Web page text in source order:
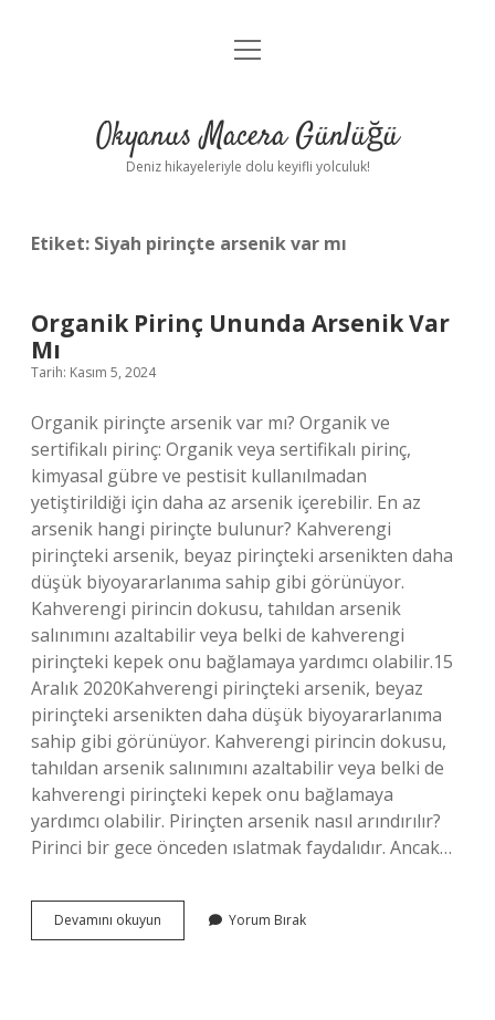
Anasayfa
Yasal Uyarı
menüyü
Okyanus Macera Günlüğü
Deniz hikayeleriyle dolu keyifli yolculuk!
Etiket: Siyah pirinçte arsenik var mı
Organik Pirinç Ununda Arsenik Var
Mı
Tarih: Kasım 5, 2024
Organik pirinçte arsenik var mı? Organik ve
sertifikalı pirinç: Organik veya sertifikalı pirinç,
kimyasal gübre ve pestisit kullanılmadan
yetiştirildiği için daha az arsenik içerebilir. En az
arsenik hangi pirinçte bulunur? Kahverengi
pirinçteki arsenik, beyaz pirinçteki arsenikten daha
düşük biyoyararlanıma sahip gibi görünüyor.
Kahverengi pirincin dokusu, tahıldan arsenik
salınımını azaltabilir veya belki de kahverengi
pirinçteki kepek onu bağlamaya yardımcı olabilir.15
Aralık 2020Kahverengi pirinçteki arsenik, beyaz
pirinçteki arsenikten daha düşük biyoyararlanıma
sahip gibi görünüyor. Kahverengi pirincin dokusu,
tahıldan arsenik salınımını azaltabilir veya belki de
kahverengi pirinçteki kepek onu bağlamaya
yardımcı olabilir. Pirinçten arsenik nasıl arındırılır?
Pirinci bir gece önceden ıslatmak faydalıdır. Ancak…
Devamını okuyun Organik
Pirinç
Yorum Bırak